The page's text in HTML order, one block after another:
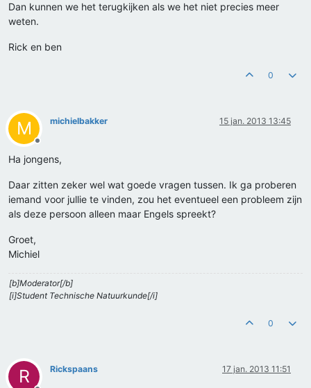
Dan kunnen we het terugkijken als we het niet precies meer
weten.
Rick en ben
0
M
Offline
michielbakker 15 jan. 2013 13:45
Ha jongens,
Daar zitten zeker wel wat goede vragen tussen. Ik ga proberen
iemand voor jullie te vinden, zou het eventueel een probleem zijn
als deze persoon alleen maar Engels spreekt?
Groet,
Michiel
[b]Moderator[/b]
[i]Student Technische Natuurkunde[/i]
0
R Rickspaans 17 jan. 2013 11:51